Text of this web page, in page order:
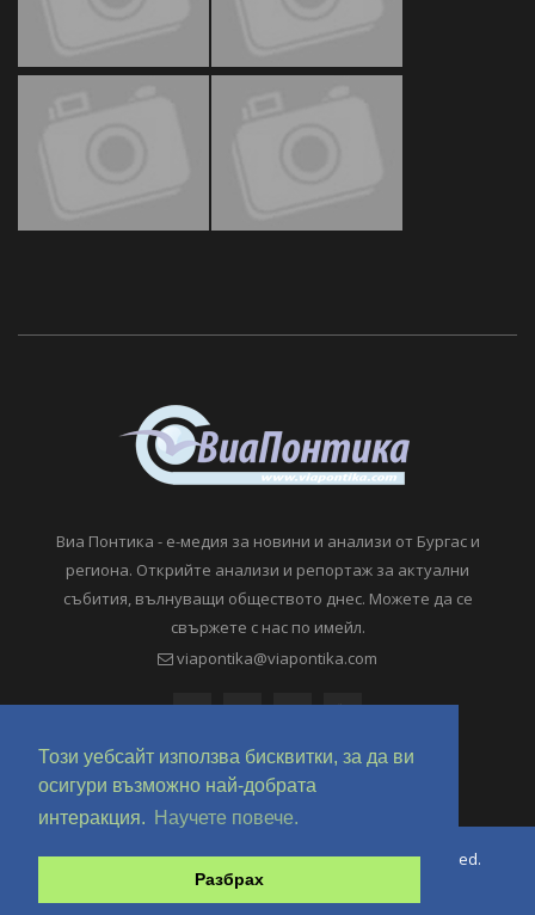
Този уебсайт използва бисквитки, за да ви
осигури възможно най-добрата
интеракция.
Научете повече.
Разбрах
Виа Понтика - е-медия за новини и анализи от Бургас и
региона. Открийте анализи и репортаж за актуални
събития, вълнуващи обществото днес. Можете да се
свържете с нас по имейл.
viapontika@viapontika.com
Copyright © 2018-2024 ViaPontika.com. All Rights Reserved.
Development @ OverHertz Ltd